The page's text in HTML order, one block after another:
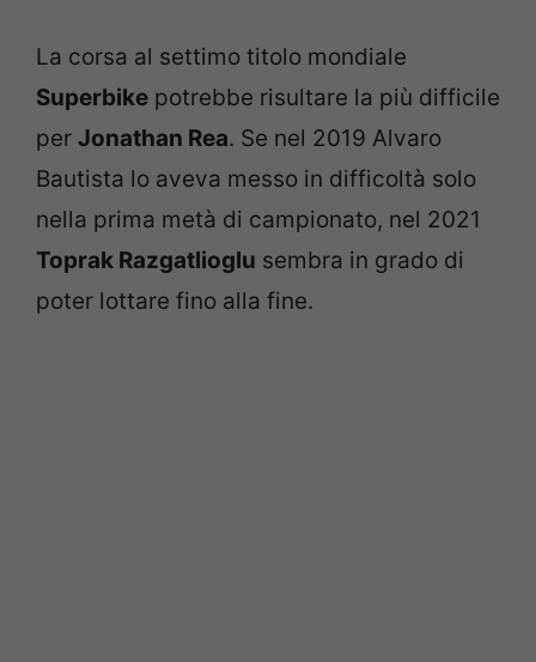
La corsa al settimo titolo mondiale
Superbike potrebbe risultare la più difficile
per Jonathan Rea. Se nel 2019 Alvaro
Bautista lo aveva messo in difficoltà solo
nella prima metà di campionato, nel 2021
Toprak Razgatlioglu sembra in grado di
poter lottare fino alla fine.